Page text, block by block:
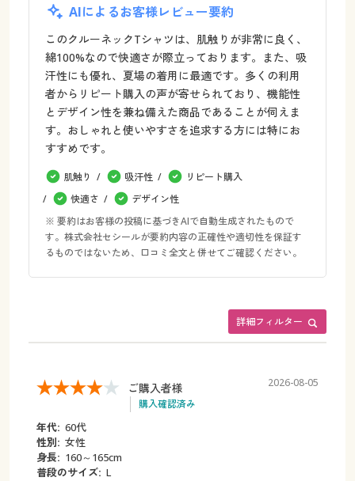
AIによるお客様レビュー要約
このクルーネックTシャツは、肌触りが非常に良く、
綿100%なので快適さが際立っております。また、吸
汗性にも優れ、夏場の着用に最適です。多くの利用
者からリピート購入の声が寄せられており、機能性
とデザイン性を兼ね備えた商品であることが伺えま
す。おしゃれと使いやすさを追求する方には特にお
すすめです。
肌触り 吸汗性
リピート購入
快適さ
デザイン性
※ 要約はお客様の投稿に基づきAIで自動生成されたもので
す。株式会社セシールが要約内容の正確性や適切性を保証す
るものではないため、口コミ全文と併せてご確認ください。
詳細フィルター
ご購入者様
購入確認済み
2026-08-05
年代: 60代
性別: 女性
身長: 160～165cm
普段のサイズ: L